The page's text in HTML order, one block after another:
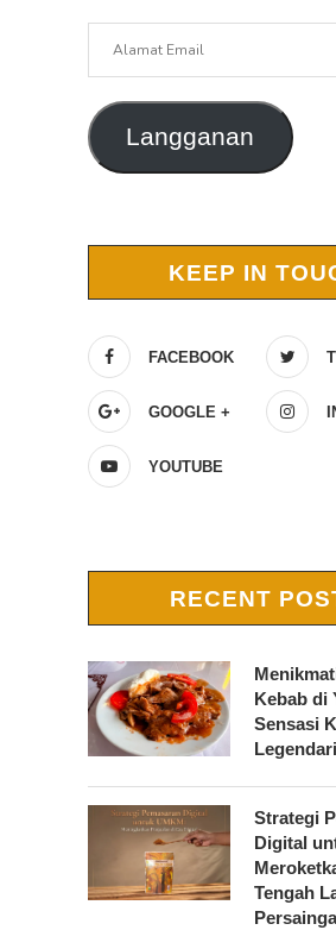
Langganan
KEEP IN
FACEBOOK
GOOGLE +
YOUTUBE
RECENT
Kebab di
Sensasi
Strategi
Digital
Tengah